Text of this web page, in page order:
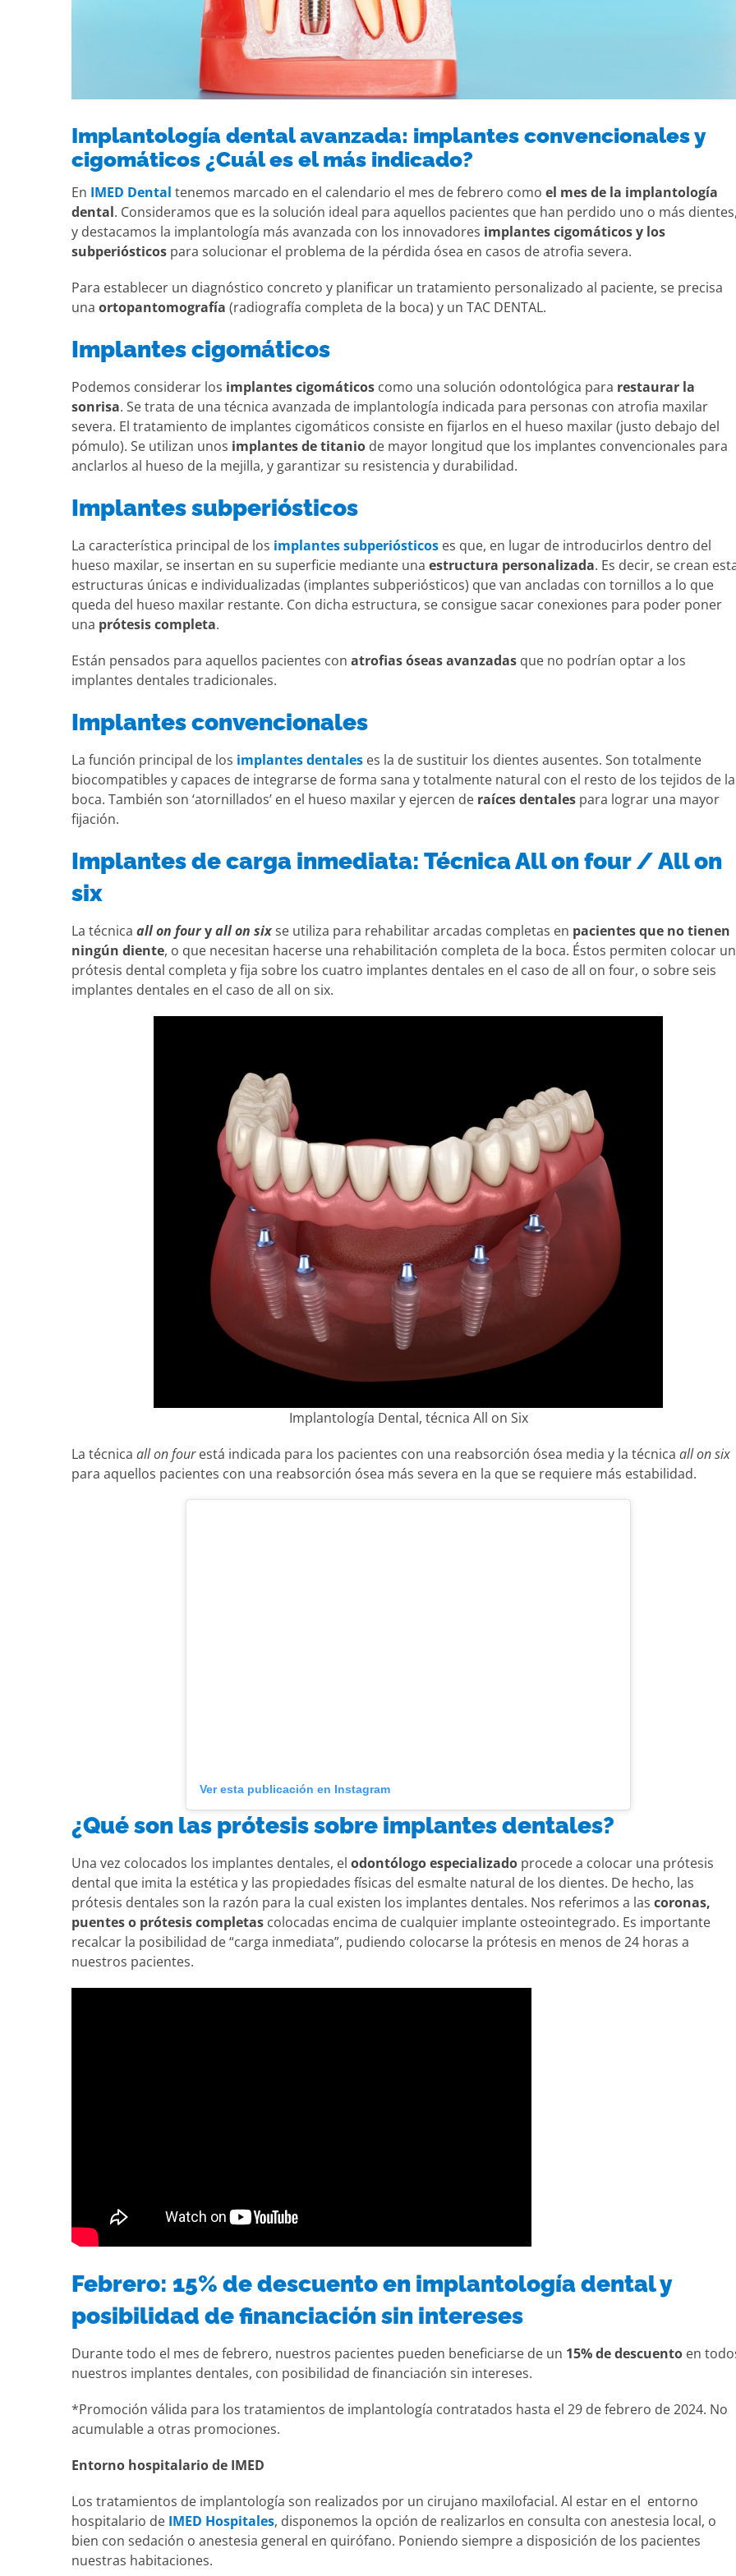
Implantología dental avanzada: implantes convencionales y
cigomáticos ¿Cuál es el más indicado?
En IMED Dental tenemos marcado en el calendario el mes de febrero como el mes de la implantología
dental. Consideramos que es la solución ideal para aquellos pacientes que han perdido uno o más
y destacamos la implantología más avanzada con los innovadores implantes cigomáticos y los
subperiósticos para solucionar el problema de la pérdida ósea en casos de atrofia severa.
Para establecer un diagnóstico concreto y planificar un tratamiento personalizado al paciente, se precisa
una ortopantomografía (radiografía completa de la boca) y un TAC DENTAL.
Implantes cigomáticos
Podemos considerar los implantes cigomáticos como una solución odontológica para restaurar la
sonrisa. Se trata de una técnica avanzada de implantología indicada para personas con atrofia maxilar
severa. El tratamiento de implantes cigomáticos consiste en fijarlos en el hueso maxilar (justo debajo del
pómulo). Se utilizan unos implantes de titanio de mayor longitud que los implantes convencionales para
anclarlos al hueso de la mejilla, y garantizar su resistencia y durabilidad.
Implantes subperiósticos
La característica principal de los implantes subperiósticos es que, en lugar de introducirlos dentro del
hueso maxilar, se insertan en su superficie mediante una estructura personalizada. Es decir, se crean
estructuras únicas e individualizadas (implantes subperiósticos) que van ancladas con tornillos a lo que
queda del hueso maxilar restante. Con dicha estructura, se consigue sacar conexiones para poder poner
una prótesis completa.
Están pensados para aquellos pacientes con atrofias óseas avanzadas que no podrían optar a los
implantes dentales tradicionales.
Implantes convencionales
La función principal de los implantes dentales es la de sustituir los dientes ausentes. Son totalmente
biocompatibles y capaces de integrarse de forma sana y totalmente natural con el resto de los tejidos de la
boca. También son ‘atornillados’ en el hueso maxilar y ejercen de raíces dentales para lograr una mayor
fijación.
Implantes de carga inmediata: Técnica All on four / All on
six
La técnica all on fouryall on sixse utiliza para rehabilitar arcadas completas en pacientes que no tienen
ningún diente, o que necesitan hacerse una rehabilitación completa de la boca. Éstos permiten colocar
prótesis dental completa y fija sobre los cuatro implantes dentales en el caso de all on four, o sobre seis
implantes dentales en el caso de all on six.
Implantología Dental, técnica All on Six
La técnica all on fourestá indicada para los pacientes con una reabsorción ósea media y la técnica all on six
para aquellos pacientes con una reabsorción ósea más severa en la que se requiere más estabilidad.
Ver esta publicación en Instagram
¿Qué son las prótesis sobre implantes dentales?
Una vez colocados los implantes dentales, el odontólogo especializado procede a colocar una prótesis
dental que imita la estética y las propiedades físicas del esmalte natural de los dientes. De hecho, las
prótesis dentales son la razón para la cual existen los implantes dentales. Nos referimos a las coronas,
puentes o prótesis completas colocadas encima de cualquier implante osteointegrado. Es importante
recalcar la posibilidad de “carga inmediata”, pudiendo colocarse la prótesis en menos de 24 horas a
nuestros pacientes.
Febrero: 15% de descuento en implantología dental y
posibilidad de financiación sin intereses
Durante todo el mes de febrero, nuestros pacientes pueden beneficiarse de un 15% de descuento en
nuestros implantes dentales, con posibilidad de financiación sin intereses.
*Promoción válida para los tratamientos de implantología contratados hasta el 29 de febrero de 2024. No
acumulable a otras promociones.
Entorno hospitalario de IMED
Los tratamientos de implantología son realizados por un cirujano maxilofacial. Al estar en el entorno
hospitalario de IMED Hospitales, disponemos la opción de realizarlos en consulta con anestesia local, o
bien con sedación o anestesia general en quirófano. Poniendo siempre a disposición de los pacientes
nuestras habitaciones.